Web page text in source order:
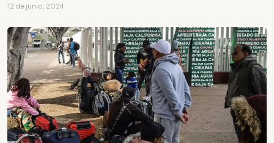
12 de junio, 2024